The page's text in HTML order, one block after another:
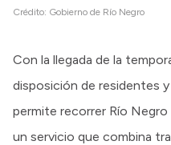
Crédito: Gobierno de Río Negro
Con la llegada de la
disposición de residentes
permite recorrer Río
un servicio que combina